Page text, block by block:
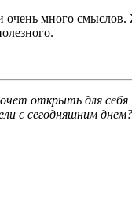
много
открыть для
с сегодняшним